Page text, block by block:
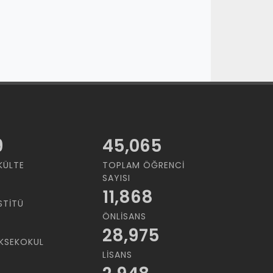
45,065
TOPLAM ÖĞRENCI
SAYISI
11,868
ÖNLISANS
28,975
LISANS